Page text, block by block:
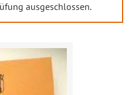
ausgeschlossen.